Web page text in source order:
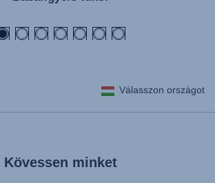
Válasszon országot
Kövessen minket